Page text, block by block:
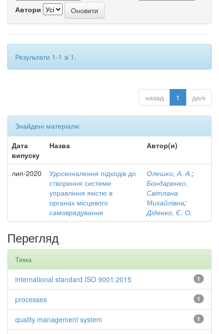
Автори
Результати 1-1 зі 1.
назад 1 далі
Знайдені матеріали:
Дата
випуску
Назва Автор(и)
лип-2020
Удосконалення підходів до
створення системи
управління якістю в
органах місцевого
самоврядування
Олешко, А. А.;
Бондаренко,
Світлана
Михайлівна;
Діденко, Є. О.
Перегляд
Тема
1
international standard ISO 9001:2015
1
processes
1
quality management system